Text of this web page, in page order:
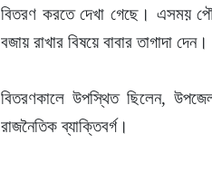
বিতরণ করতে দেখা গেছে। এসময়
বজায় রাখার বিষয়ে বাবার তাগাদা দেন।
বিতরণকালে উপস্থিত ছিলেন,
রাজনৈতিক ব্যাক্তিবর্গ।